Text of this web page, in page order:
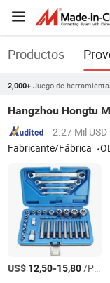
Productos
2,000+ Juego de
Hangzhou Hongtu
2.27 Mil USD
Fabricante/Fábrica
US$ 12,50-15,80/Piece/Pieces